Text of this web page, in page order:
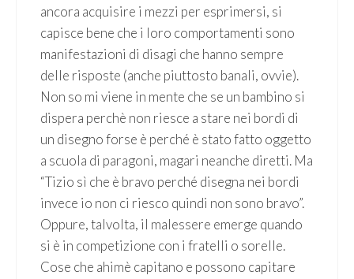
ancora acquisire i mezzi per esprimersi, si
capisce bene che i loro comportamenti sono
manifestazioni di disagi che hanno sempre
delle risposte (anche piuttosto banali, ovvie).
Non so mi viene in mente che se un bambino si
dispera perchè non riesce a stare nei bordi di
un disegno forse è perché è stato fatto oggetto
a scuola di paragoni, magari neanche diretti. Ma
“Tizio sì che è bravo perché disegna nei bordi
invece io non ci riesco quindi non sono bravo”.
Oppure, talvolta, il malessere emerge quando
si è in competizione con i fratelli o sorelle.
Cose che ahimè capitano e possono capitare